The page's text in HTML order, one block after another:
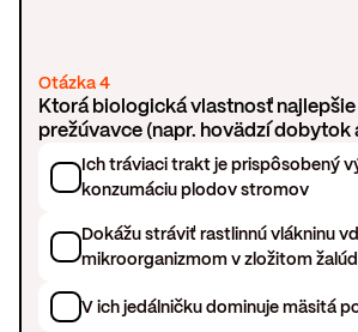
Otázka 4
Ktorá biologická vlastnosť
prežúvavce (napr. hovädzí dobytok
Ich tráviaci trakt je prispôsobený
konzumáciu plodov stromov
Dokážu stráviť rastlinnú vlákninu
mikroorganizmom v zložitom
V ich jedálničku dominuje mäsitá